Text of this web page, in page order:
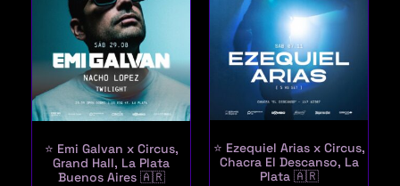
⭐ Emi Galvan x Circus,
Grand Hall, La Plata
Buenos Aires 🇦🇷
⭐ Ezequiel Arias x Circus,
Chacra El Descanso, La
Plata 🇦🇷